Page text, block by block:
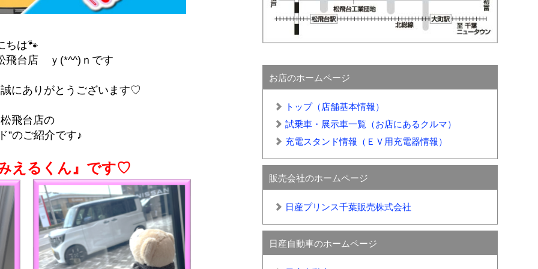
ちは🐾
飛台店 ｙ(*^^)ｎです
にありがとうございます♡
飛台店の
”のご紹介です♪
えるくん』です♡
お店のホームページ
トップ（店舗基本情報）
試乗車・展示車一覧（お店にあるクルマ）
充電スタンド情報（ＥＶ用充電器情報）
販売会社のホームページ
日産プリンス千葉販売株式会社
日産自動車のホームページ